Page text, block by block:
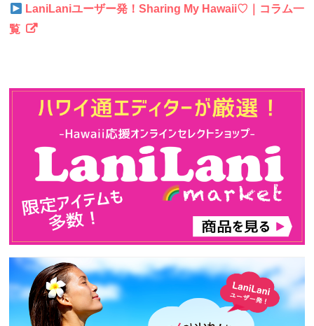
LaniLaniユーザー発！Sharing My Hawaii♡｜コラム一
覧